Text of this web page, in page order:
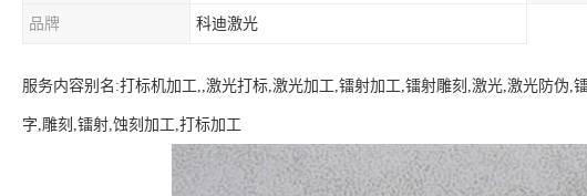
品牌 科迪激光
服务内容别名:打标机加工,,激光打标,激光加工,镭射加工,镭射雕刻,激光,激光防伪,
字,雕刻,镭射,蚀刻加工,打标加工